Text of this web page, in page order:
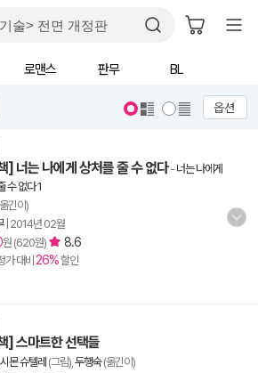
로맨스 판무 BL
옵션
] 너는 나에게 상처를 줄 수 없다- 너는 나에게
수 없다 1
긴이)
| 2014년 02월
원 (620원) 8.6
가 대비 26%할인
] 스마트한 선택들
시몬 슈텔레 (그림), 두행숙(옮긴이)